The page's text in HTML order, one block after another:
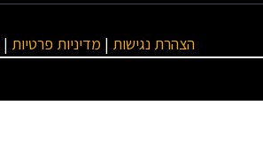
הצהרת נגישות| מדיניות פרטיות|